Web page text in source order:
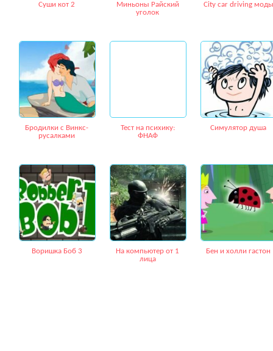
Суши кот 2
Миньоны Райский
уголок
City car driving моды
Бродилки с Винкс-
русалками
Тест на психику:
ФНАФ
Симулятор душа
Воришка Боб 3
На компьютер от 1
лица
Бен и холли гастон